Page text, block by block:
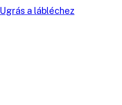
Ugrás a lábléchez